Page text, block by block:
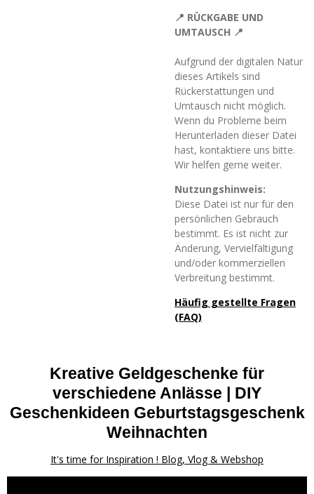
📍 RÜCKGABE UND
UMTAUSCH 📍
Aufgrund der digitalen Natur
dieses Artikels sind
Rückerstattungen und
Umtausch nicht möglich.
Wenn du Probleme beim
Herunterladen dieser Datei
hast, kontaktiere uns bitte.
Wir helfen gerne weiter.
Nutzungshinweis:
Diese Datei ist nur für den
persönlichen Gebrauch
bestimmt. Es ist nicht zur
Änderung, Vervielfältigung
und/oder kommerziellen
Verbreitung bestimmt.
Häufig gestellte Fragen
(FAQ)
Kreative Geldgeschenke für
verschiedene Anlässe | DIY
Geschenkideen Geburtstagsgeschenk
Weihnachten
It's time for Inspiration ! Blog, Vlog & Webshop